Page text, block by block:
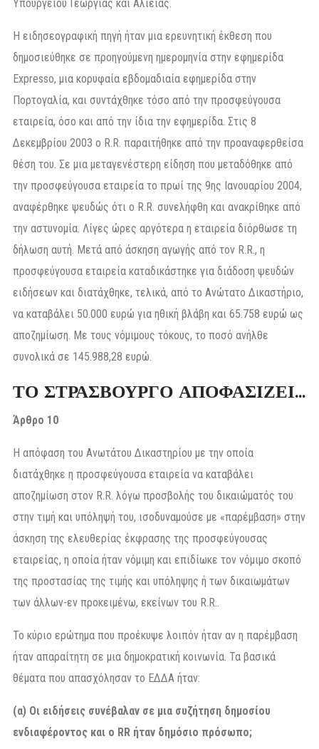
Υπουργείου Γεωργίας και Αλιείας.
Η ειδησεογραφική πηγή ήταν μια ερευνητική έκθεση που
δημοσιεύθηκε σε προηγούμενη ημερομηνία στην εφημερίδα
Expresso, μια κορυφαία εβδομαδιαία εφημερίδα στην
Πορτογαλία, και συντάχθηκε τόσο από την προσφεύγουσα
εταιρεία, όσο και από την ίδια την εφημερίδα. Στις 8
Δεκεμβρίου 2003 ο R.R. παραιτήθηκε από την προαναφερθείσα
θέση του. Σε μια μεταγενέστερη είδηση που μεταδόθηκε από
την προσφεύγουσα εταιρεία το πρωί της 9ης Ιανουαρίου 2004,
αναφέρθηκε ψευδώς ότι ο R.R. συνελήφθη και ανακρίθηκε από
την αστυνομία. Λίγες ώρες αργότερα η εταιρεία διόρθωσε τη
δήλωση αυτή. Μετά από άσκηση αγωγής από τον R.R., η
προσφεύγουσα εταιρεία καταδικάστηκε για διάδοση ψευδών
ειδήσεων και διατάχθηκε, τελικά, από το Ανώτατο Δικαστήριο,
να καταβάλει 50.000 ευρώ για ηθική βλάβη και 65.758 ευρώ ως
αποζημίωση. Με τους νόμιμους τόκους, το ποσό ανήλθε
συνολικά σε 145.988,28 ευρώ.
ΤΟ ΣΤΡΑΣΒΟΥΡΓΟ ΑΠΟΦΑΣΙΖΕΙ…
Άρθρο 10
Η απόφαση του Ανωτάτου Δικαστηρίου με την οποία
διατάχθηκε η προσφεύγουσα εταιρεία να καταβάλει
αποζημίωση στον R.R. λόγω προσβολής του δικαιώματός του
στην τιμή και υπόληψή του, ισοδυναμούσε με «παρέμβαση» στην
άσκηση της ελευθερίας έκφρασης της προσφεύγουσας
εταιρείας, η οποία ήταν νόμιμη και επιδίωκε τον νόμιμο σκοπό
της προστασίας της τιμής και υπόληψης ή των δικαιωμάτων
των άλλων-εν προκειμένω, εκείνων του R.R..
Το κύριο ερώτημα που προέκυψε λοιπόν ήταν αν η παρέμβαση
ήταν απαραίτητη σε μια δημοκρατική κοινωνία. Τα βασικά
θέματα που απασχόλησαν το ΕΔΔΑ ήταν:
(α) Οι ειδήσεις συνέβαλαν σε μια συζήτηση δημοσίου
ενδιαφέροντος και ο RR ήταν δημόσιο πρόσωπο;